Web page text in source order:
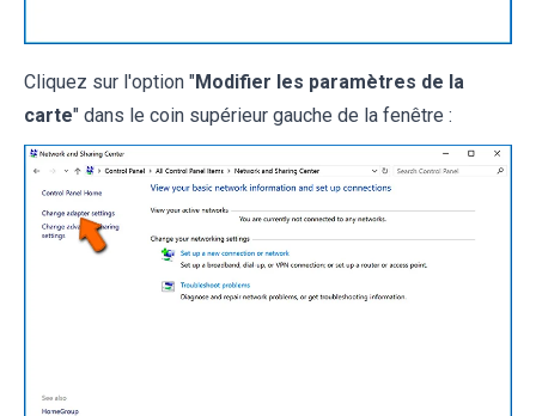
Cliquez sur l'option "Modifier les paramètres de la
carte" dans le coin supérieur gauche de la fenêtre :